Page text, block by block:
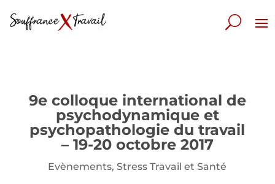
9e colloque international de
psychodynamique et
psychopathologie du travail
– 19-20 octobre 2017
Evènements,Stress Travail et Santé